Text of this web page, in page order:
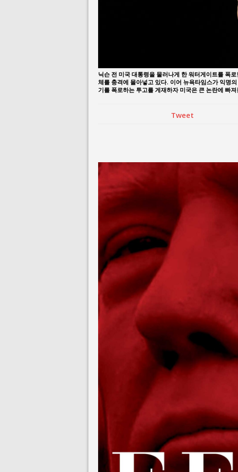
닉슨 전 미국 대통령을 물러나게 한 워터게이트를 폭
체를 충격에 몰아넣고 있다. 이어 뉴욕타임스가 익명
기를 폭로하는 투고를 게재하자 미국은 큰 논란에 빠
Tweet